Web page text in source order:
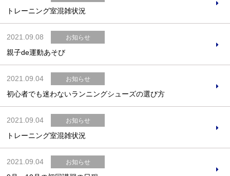
トレーニング室混雑状況
2021.09.08 お知らせ
親子de運動あそび
2021.09.04 お知らせ
初心者でも迷わないランニングシューズの選び方
2021.09.04 お知らせ
トレーニング室混雑状況
2021.09.04 お知らせ